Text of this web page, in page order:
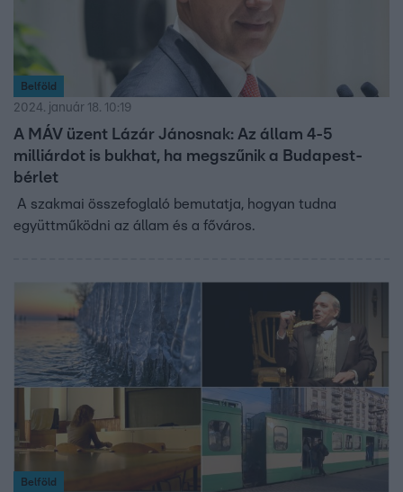
Belföld
2024. január 18. 10:19
A MÁV üzent Lázár Jánosnak: Az állam 4-5
milliárdot is bukhat, ha megszűnik a Budapest-
bérlet
A szakmai összefoglaló bemutatja, hogyan tudna
együttműködni az állam és a főváros.
Belföld